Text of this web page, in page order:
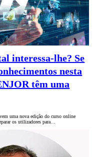
interessa-lhe? Se
nesta
têm uma
uma nova edição do curso online
os utilizadores para…